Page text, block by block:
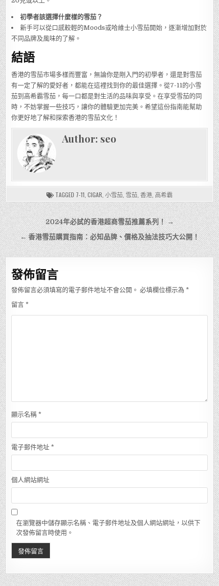
初學者該選擇什麼樣的雪茄？
新手可以從口感較輕的Moods或哈維士小雪茄開始，逐漸增加對於
不同品牌及風味的了解。
結語
香港的雪茄市場多樣而豐富，無論你是剛入門的初學者，還是對雪茄
有一定了解的愛好者，都能在這裡找到你的最佳選擇。從7-11的小雪
茄到高希霸雪茄，每一口都是對生活的品味與享受。在享受雪茄的同
時，不妨掌握一些技巧，讓你的體驗更加完美。希望這份指南能幫助
你更好地了解和探索香港的雪茄文化！
Author: seo
TAGGED 7-11, CIGAR, 小雪茄, 雪茄, 香港, 高希霸
文
章
導
覽
2024年必試的香港超商雪茄推薦系列！ →
← 香港雪茄購買指南：必知品牌、價格及抽法技巧大公開！
發佈留言
發佈留言必須填寫的電子郵件地址不會公開。 必填欄位標示為 *
留言 *
顯示名稱 *
電子郵件地址 *
個人網站網址
在瀏覽器中儲存顯示名稱、電子郵件地址及個人網站網址，以供下
次發佈留言時使用。